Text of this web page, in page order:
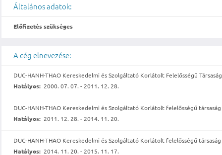
Általános adatok:
Előfizetés szükséges
A cég elnevezése:
DUC-HANH-THAO Kereskedelmi és Szolgáltató Korlátolt Felelősségű Társaság
Hatályos: 2000. 07. 07. - 2011. 12. 28.
DUC-HANH-THAO Kereskedelmi és Szolgáltató Korlátolt felelősségű
Hatályos: 2011. 12. 28. - 2014. 11. 20.
DUC-HANH-THAO Kereskedelmi és Szolgáltató Korlátolt felelősségű
Hatályos: 2014. 11. 20. - 2015. 11. 17.